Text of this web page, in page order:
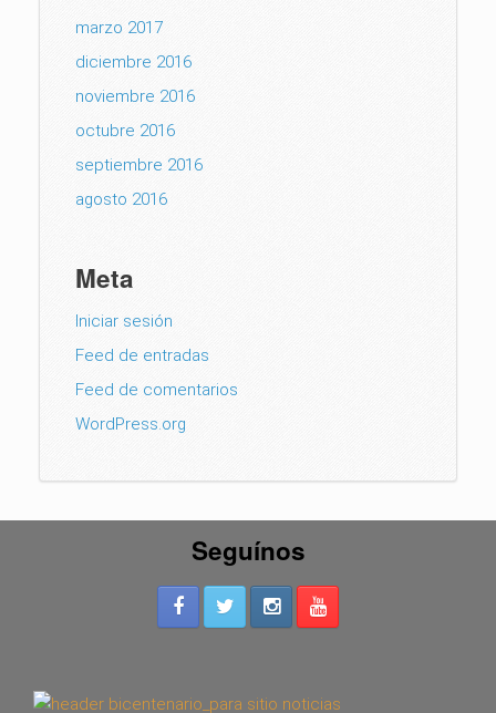
marzo 2017
diciembre 2016
noviembre 2016
octubre 2016
septiembre 2016
agosto 2016
Meta
Iniciar sesión
Feed de entradas
Feed de comentarios
WordPress.org
Seguínos